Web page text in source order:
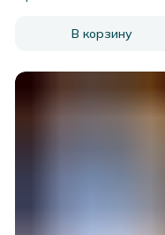
В корзину